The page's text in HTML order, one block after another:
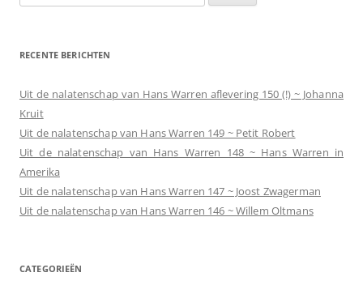
naar:
RECENTE BERICHTEN
Uit de nalatenschap van Hans Warren aflevering 150 (!) ~ Johanna
Kruit
Uit de nalatenschap van Hans Warren 149 ~ Petit Robert
Uit de nalatenschap van Hans Warren 148 ~ Hans Warren in
Amerika
Uit de nalatenschap van Hans Warren 147 ~ Joost Zwagerman
Uit de nalatenschap van Hans Warren 146 ~ Willem Oltmans
CATEGORIEËN